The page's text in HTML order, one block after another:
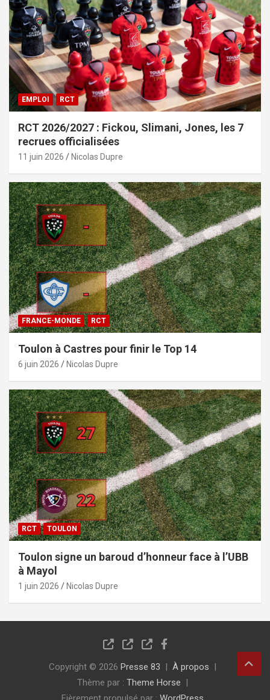
EMPLOI RCT
RCT 2026/2027 : Fickou, Slimani, Jones, les 7
recrues officialisées
11 juin 2026 Nicolas Dupre
FRANCE-MONDE RCT
Toulon à Castres pour finir le Top 14
6 juin 2026 Nicolas Dupre
RCT TOULON
Toulon signe un baroud d’honneur face à l’UBB
à Mayol
1 juin 2026 Nicolas Dupre
Copyright © 2026 Presse 83
À propos
Thème par : Theme Horse